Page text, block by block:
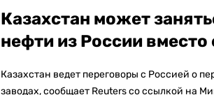
Казахстан может
нефти из России вместо
Казахстан ведет переговоры с Россией о
заводах, сообщает Reuters со ссылкой на